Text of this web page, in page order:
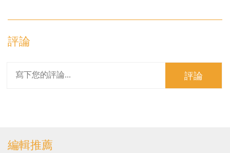
評論
評論
編輯推薦